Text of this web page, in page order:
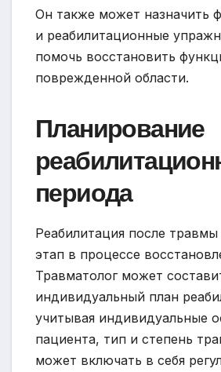
Он также может назначить
и реабилитационные
помочь восстановить
поврежденной области.
Планирование
периода
Реабилитация после
этап в процессе
Травматолог может
индивидуальный план
учитывая индивидуальные
пациента, тип и степень
может включать в себя